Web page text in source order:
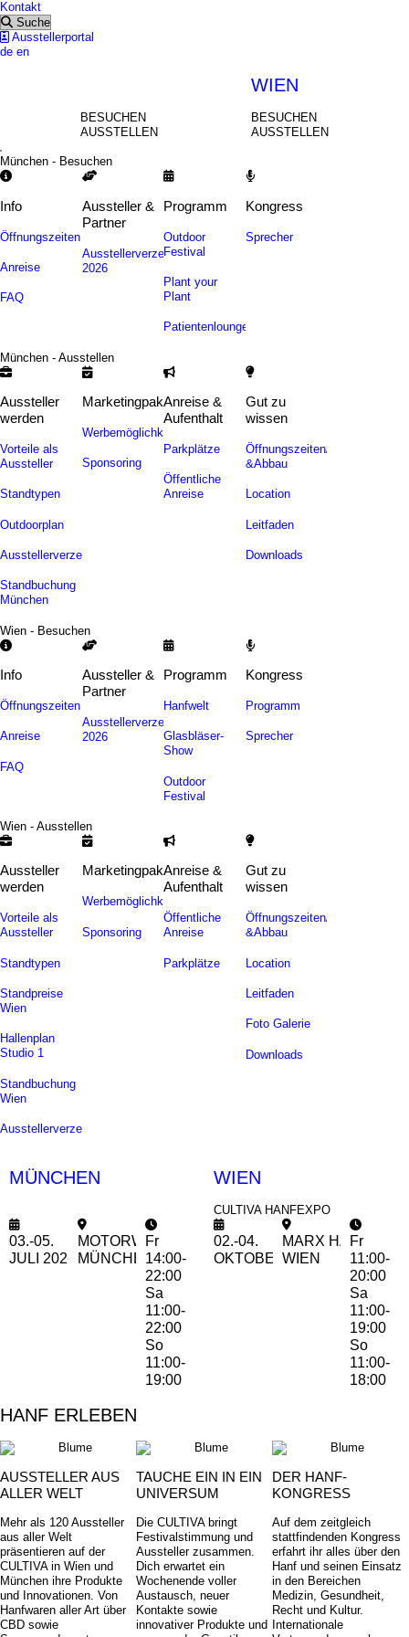
Kontakt
Suche
Ausstellerportal
de en
BESUCHEN
AUSSTELLEN
WIEN
BESUCHEN
AUSSTELLEN
München - Besuchen
Info
Öffnungszeiten
Anreise
FAQ
Aussteller &
Partner
Ausstellerverzeichnis
2026
Programm
Outdoor
Festival
Plant your
Plant
Patientenlounge
Kongress
Sprecher
München - Ausstellen
Aussteller
werden
Vorteile als
Aussteller
Standtypen
Outdoorplan
Ausstellerverzeichnis
Standbuchung
München
Marketingpakete
Werbemöglichkeiten
Sponsoring
Anreise &
Aufenthalt
Parkplätze
Öffentliche
Anreise
Gut zu
wissen
Öffnungszeiten/Auf-
&Abbau
Location
Leitfaden
Downloads
Wien - Besuchen
Info
Öffnungszeiten
Anreise
FAQ
Aussteller &
Partner
Ausstellerverzeichnis
2026
Programm
Hanfwelt
Glasbläser-
Show
Outdoor
Festival
Kongress
Programm
Sprecher
Wien - Ausstellen
Aussteller
werden
Vorteile als
Aussteller
Standtypen
Standpreise
Wien
Hallenplan
Studio 1
Standbuchung
Wien
Ausstellerverzeichnis
Marketingpakete
Werbemöglichkeiten
Sponsoring
Anreise &
Aufenthalt
Öffentliche
Anreise
Parkplätze
Gut zu
wissen
Öffnungszeiten/Auf-
&Abbau
Location
Leitfaden
Foto Galerie
Downloads
MÜNCHEN
03.-05.
JULI 2026
MOTORWORLD
MÜNCHEN
Fr
14:00-
22:00
Sa
11:00-
22:00
So
11:00-
19:00
WIEN
CULTIVA HANFEXPO
02.-04.
OKTOBER 2026
MARX HALLE
WIEN
Fr
11:00-
20:00
Sa
11:00-
19:00
So
11:00-
18:00
HANF ERLEBEN
AUSSTELLER AUS
ALLER WELT
Mehr als 120 Aussteller
aus aller Welt
präsentieren auf der
CULTIVA in Wien und
München ihre Produkte
und Innovationen. Von
Hanfwaren aller Art über
CBD sowie
TAUCHE EIN IN EIN
UNIVERSUM
Die CULTIVA bringt
Festivalstimmung und
Aussteller zusammen.
Dich erwartet ein
Wochenende voller
Austausch, neuer
Kontakte sowie
innovativer Produkte und
DER HANF-
KONGRESS
Auf dem zeitgleich
stattfindenden Kongress
erfahrt ihr alles über den
Hanf und seinen Einsatz
in den Bereichen
Medizin, Gesundheit,
Recht und Kultur.
Internationale